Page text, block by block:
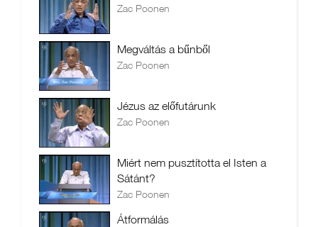
Zac Poonen
Megváltás a bűnből
Zac Poonen
Jézus az előfutárunk
Zac Poonen
Miért nem pusztította el Isten a
Sátánt?
Zac Poonen
Átformálás